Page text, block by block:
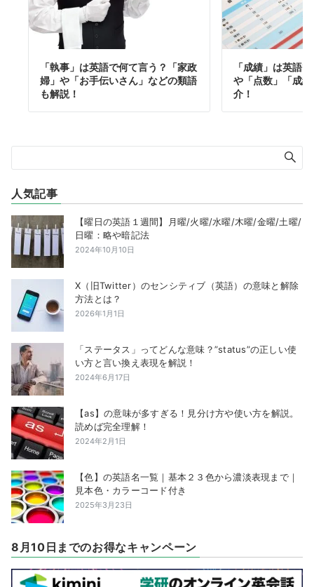
「執事」は英語で何て言う？「家政
婦」や「お手伝いさん」などの類語
も解説！
「成績」は英語
や「点数」「成
介！
人気記事
【曜日の英語１週間】月曜/火曜/水曜/木曜/金曜/土曜/
日曜：略や暗記法
2024年10月10日
X（旧Twitter）のセンシティブ（英語）の意味と解除
方法とは？
2026年1月1日
「ステータス」ってどんな意味？”status”の正しい使
い方と言い換え表現を解説！
2024年6月17日
【as】の意味が多すぎる！見分け方や使い方を解説。
読めば完全理解！
2024年2月1日
【色】の英語名一覧｜基本２３色から濃淡表現まで｜
見本色・カラーコード付き
2025年3月23日
8月10日までのお得なキャンペーン